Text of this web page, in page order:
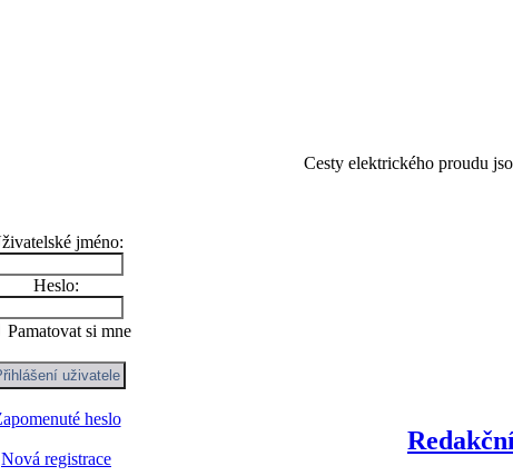
Cesty elektrického proudu
jméno:
Heslo:
Pamatovat si mne
heslo
Nová registrace